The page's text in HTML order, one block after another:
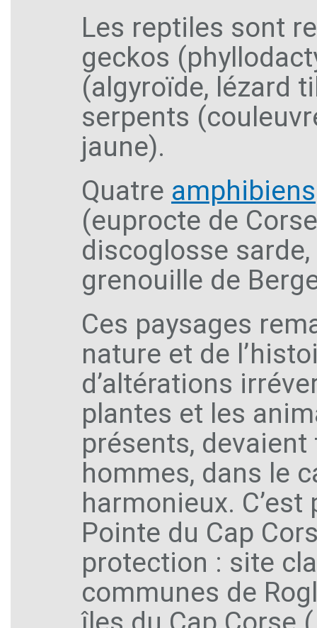
Les reptiles sont
geckos
(algyroïde, lézard
serpents
jaune).
Quatre amphibiens
(euprocte de
discoglosse
grenouille de
Ces paysages
nature et de
d’altérations
plantes et les
présents,
hommes, dans le
harmonieux.
Pointe du Cap
protection : site
communes de